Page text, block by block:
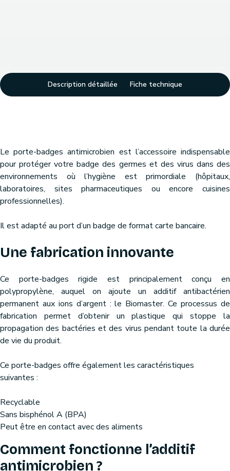
Description détaillée Fiche technique
Le porte-badges antimicrobien est l’accessoire indispensable
pour protéger votre badge des germes et des virus dans des
environnements où l’hygiène est primordiale (hôpitaux,
laboratoires, sites pharmaceutiques ou encore cuisines
professionnelles).
Il est adapté au port d’un badge de format carte bancaire.
Une fabrication innovante
Ce porte-badges rigide est principalement conçu en
polypropylène, auquel on ajoute un additif antibactérien
permanent aux ions d’argent : le Biomaster. Ce processus de
fabrication permet d’obtenir un plastique qui stoppe la
propagation des bactéries et des virus pendant toute la durée
de vie du produit.
Ce porte-badges offre également les caractéristiques
suivantes :
Recyclable
Sans bisphénol A (BPA)
Peut être en contact avec des aliments
Comment fonctionne l’additif
antimicrobien ?